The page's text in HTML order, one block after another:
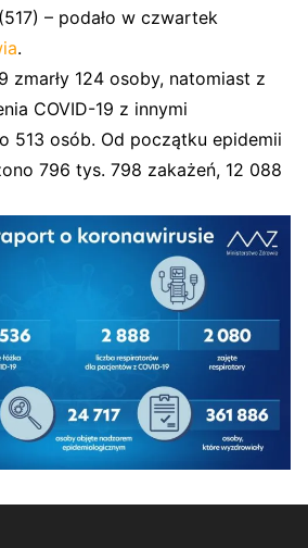
– podało w czwartek
.
zmarły 124 osoby, natomiast z
COVID-19 z innymi
513 osób. Od początku epidemii
796 tys. 798 zakażeń, 12 088